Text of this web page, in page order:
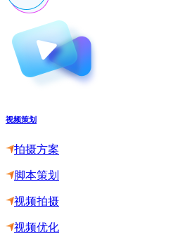
视频策划
拍摄方案
脚本策划
视频拍摄
视频优化